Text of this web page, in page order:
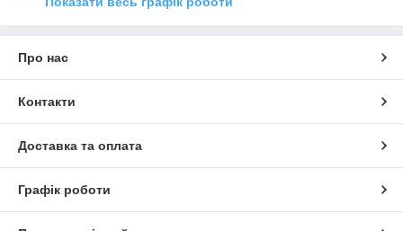
Про нас
Контакти
Доставка та оплата
Графік роботи